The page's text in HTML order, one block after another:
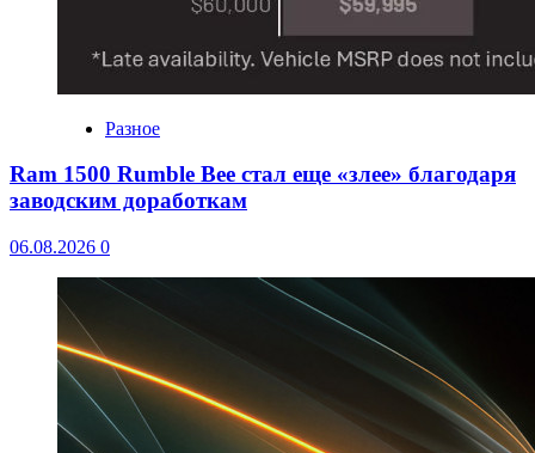
Разное
Ram 1500 Rumble Bee стал еще «злее» благодаря
заводским доработкам
06.08.2026 0